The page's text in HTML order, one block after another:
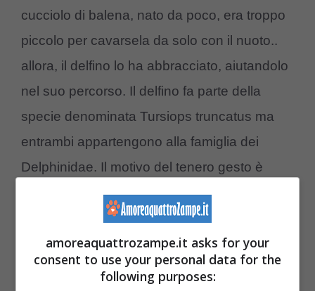
cucciolo di balena, nato da poco, era troppo
piccolo per cavarsela da solo con il nuoto..
allora, il delfino lo ha abbracciato, aiutandolo
nel suo percorso. Il delfino fa parte della
specie denominata Tursiops truncatus ma
entrambi appartengono alla famiglia dei
Delphinidae. Il motivo del tenero gesto è
legato a due motivi plausibili, chiariti dai
Il primo potrebbe essere dovuto
all’istinto materno dell’animale mentre il
secondo potrebbe riguardare una
amoreaquattrozampe.it asks for your
consent to use your personal data for the
following purposes: